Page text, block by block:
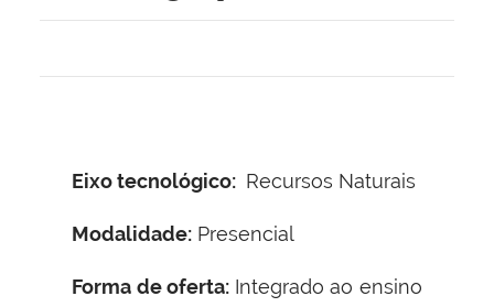
Eixo tecnológico: Recursos Naturais
Modalidade: Presencial
Forma de oferta: Integrado ao ensino